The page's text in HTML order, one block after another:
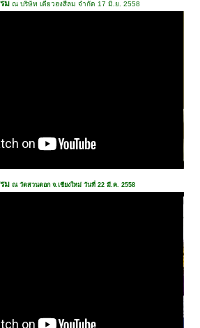
รมณ บริษัท เตียวฮงสีลม จำกัด 17 มิ.ย. 2558
รมณ วัดสวนดอก จ.เชียงใหม่ วันที่ 22 มี.ค. 2558